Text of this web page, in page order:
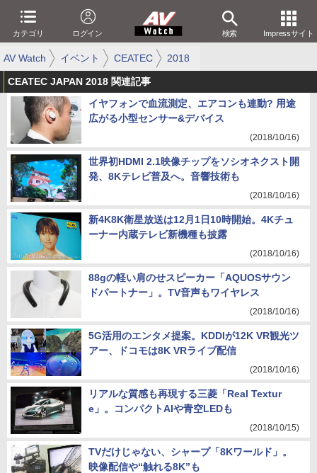
カテゴリ ログイン 検索 Impressサイト
AV Watch イベント CEATEC 2018
CEATEC JAPAN 2018 関連記事
イヤフォンで血流測定、エアコンも連動? 用途
広がる小型センサー&デバイス
(2018/10/16)
世界初HDMI 2.1映像チップをソシオネクスト開
発、8Kテレビ普及へ。音響技術も
(2018/10/16)
新4K8K衛星放送は12月1日10時開始。4Kチュ
ーナー内蔵テレビ新機種も披露
(2018/10/16)
88gの軽い肩のせスピーカー「AQUOSサウン
ドパートナー」。TV音声もワイヤレス
(2018/10/16)
5G活用のエンタメ提案。KDDIが12K VR観光ツ
アー、ドコモは8K VRライブ配信
(2018/10/16)
リアルな質感も再現する三菱「Real Textur
e」。コンパクトAIや青空LEDも
(2018/10/15)
TVだけじゃない、シャープ「8Kワールド」。
映像配信や“触れる8K”も